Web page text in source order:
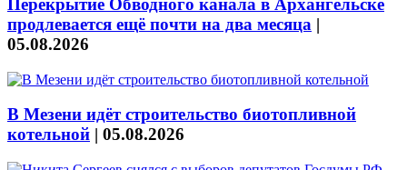
Перекрытие Обводного канала в Архангельске
продлевается ещё почти на два месяца |
05.08.2026
В Мезени идёт строительство биотопливной
котельной | 05.08.2026